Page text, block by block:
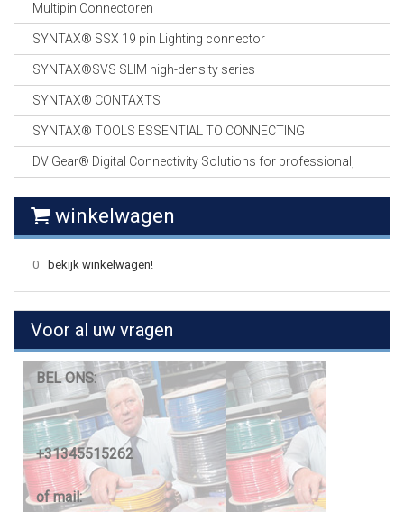
Multipin Connectoren
SYNTAX® SSX 19 pin Lighting connector
SYNTAX®SVS SLIM high-density series
SYNTAX® CONTAXTS
SYNTAX® TOOLS ESSENTIAL TO CONNECTING
DVIGear® Digital Connectivity Solutions for professional,
winkelwagen
0 bekijk winkelwagen!
Voor al uw vragen
BEL ONS:
+31345515262
of mail: